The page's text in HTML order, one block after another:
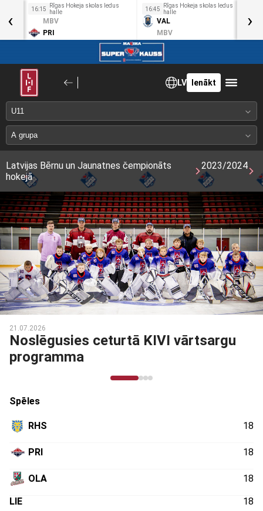
16:15
Rīgas Hokeja skolas ledus
halle
MBV
PRI
16:45
Rīgas Hokeja skolas ledus
halle
VAL
MBV
‹ ›
LV Ienākt
Latvijas Bērnu un Jaunatnes čempionāts
hokejā
2023/2024
21.07.2026
Noslēgusies ceturtā KIVI vārtsargu
programma
Spēles
RHS 18
PRI 18
OLA 18
LIE 18